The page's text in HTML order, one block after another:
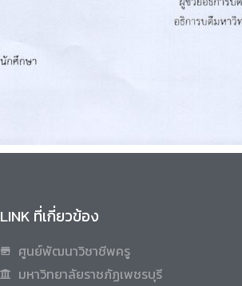
LINK ที่เกี่ยวข้อง
ศูนย์พัฒนาวิชาชีพครู
มหาวิทยาลัยราชภัฏเพชรบุรี